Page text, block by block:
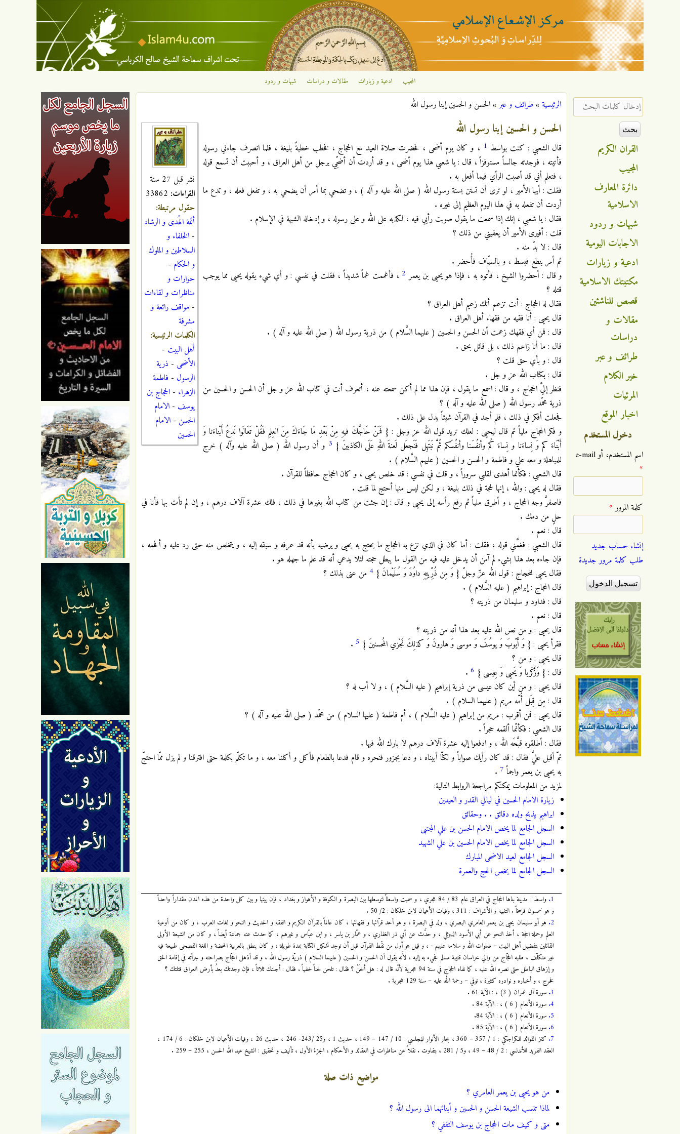
تجاوز إلى المحتوى الرئيسي
الإشعاع
الإسلامي
المجيب ادعية و زيارات مقالات و دراسات شبهات و ردود
أنت هنا
الرئيسية»طرائف و عبر»الحسن و الحسين إبنا رسول الله
نشر قبل 27 سنة
القراءات:
حقول مرتبطة:
أئمة الهُدى و الرشاد
- الخلفاء و
السلاطين و الملوك
و الحكام -
حوارات و
مناظرات و لقاءات
- مواقف رائعة و
مشرفة
الكلمات الرئيسية:
أهل البيت -
الأضحى - ذرية
الرسول - فاطمة
الزهراء - الحجاج بن
يوسف - الامام
الحسن - الامام
الحسين
الحسن و الحسين إبنا رسول الله
قال الشعبي : كنت بواسط 1 ، و كان يوم أضحى ، فحضرت صلاة العيد مع الحجاج ، فخطب خطبةً بليغة ، فلما انصرف جاءني رسوله
فأتيته ، فوجدته جالساً مستوفزاً ، قال : يا شعبي هذا يوم أضحى ، و قد أردت أن أضحِّي برجل من أهل العراق ، و أحببت أن تسمع قوله
، فتعلم أني قد أصبت الرأي فيما أفعل به .
فقلت : أيها الأمير ، لو ترى أن تستن بسنة رسول الله ( صلى الله عليه و آله ) ، و تضحي بما أمر أن يضحي به ، و تفعل فعله ، و تدع ما
أردت أن تفعله به في هذا اليوم العظيم إلى غيره .
فقال : يا شعبي ، إنك إذا سمعت ما يقول صوبت رأيي فيه ، لكذبه على الله و على رسوله ، و إدخاله الشبهة في الإسلام .
قلت : أفيرى الأمير أن يعفيني من ذلك ؟
قال : لا بدّ منه .
ثم أمر بنطع فبسط ، و بالسيّاف فأُحضر .
و قال : أحضروا الشيخ ، فأتوه به ، فإذا هو يحيى بن يعمر 2 ، فأغممت غماً شديداً ، فقلت في نفسي : و أي شيء يقوله يحيى مما يوجب
قتله ؟
فقال له الحجاج : أنت تزعم أنك زعيم أهل العراق ؟
قال يحيى : أنا فقيه من فقهاء أهل العراق .
قال : فمن أي فقهك زعمت أن الحسن و الحسين ( عليهما السَّلام ) من ذرية رسول الله ( صلى الله عليه و آله ) .
قال : ما أنا زاعم ذلك ، بل قائل بحق .
قال : و بأي حق قلت ؟
قال : بكتاب الله عز و جل .
فنظر إليَّ الحجاج ، و قال : اسمع ما يقول ، فإن هذا مما لم أكن سمعته عنه ، أتعرف أنت في كتاب الله عز و جل أن الحسن و الحسين من
ذرية محمّد رسول الله ( صلى الله عليه و آله ) ؟
فجعلت أفكر في ذلك ، فلم أجد في القرآن شيئاً يدل على ذلك .
و فكر الحجاج ملياً ثم قال ليحيى : لعلك تريد قول الله عز وجل : { فَمَنْ حَاجَّكَ فيهِ مِنْ بَعْدِ مَا جَاءَكَ مِنَ العِلمِ فَقُلْ تَعَالَوا نَدعُ أَبْناءَنا وَ
أَبْنَاءَ كم وَ نِساءَنا و نِساءَ كُم وأنفُسَنا وأنفُسَكم ثُمَّ نَبتَهِل فَنَجعَل لَعنةَ اللهِ عَلَى الكاذبينَ } 3 و أن رسول الله ( صلى الله عليه وآله ) خرج
للمباهلة و معه علي و فاطمة و الحسن و الحسين ( عليهم السَّلام ) .
قال الشعبي : فكأنما أهدى لقلبي سروراً ، و قلت في نفسي : قد خلص يحيى ، و كان الحجاج حافظاً للقرآن .
فقال له يحيى : والله ، إنها لحجة في ذلك بليغة ، و لكن ليس منها أحتج لما قلت .
فاصفرَّ وجه الحجاج ، و أطرق ملياً ثم رفع رأسه إلى يحيى و قال : إن جئت من كتاب الله بغيرها في ذلك ، فلك عشرة آلاف درهم ، و إن لم تأت بها فأنا في
حلٍ من دمك .
قال : نعم .
قال الشعبي : فغمَّني قوله ، فقلت : أما كان في الذي نزع به الحجاج ما يحتج به يحيى و يرضيه بأنه قد عرفه و سبقه إليه ، و يتخلص منه حتى رد عليه و أفحمه ،
فإن جاءه بعد هذا بشيء لم آمن أن يدخل عليه فيه من القول ما يبطل حجته لئلا يدعي أنه قد علم ما جهله هو .
فقال يحيى للحجاج : قول الله عزّ وجلّ { وَ مِن ذُرِّيتِهِ داوُدَ وَ سُلَيْمانَ } 4 من عنى بذلك ؟
قال الحجاج : إبراهيم ( عليه السَّلام ) .
قال : فداود و سليمان من ذريته ؟
قال : نعم .
قال يحيى : و من نص الله عليه بعد هذا أنه من ذريته ؟
فقرأ يحيى : { وَ أَيّوبَ وَ يوسُفَ وَ موسى وَ هارونَ وَ كذلِكَ نَجْزي المُحسنينَ } 5
.
قال يحيى : و من ؟
قال : { وَزَكَريا وَ يَحيى وَ عِيسى } 6
.
قال يحيى : و من أين كان عيسى من ذرية إبراهيم ( عليه السَّلام ) ، و لا أب له ؟
قال : مِن قِبَل أُمّه مريم ( عليهما السلام ) .
قال يحيى : فمن أقرب : مريم من إبراهيم ( عليه السَّلام ) ، أم فاطمة ( عليها السلام ) من محمّد ( صلى الله عليه و آله ) ؟
قال الشعبي : فكأنّما ألقمه حجراً .
فقال : أطلقوه قبَّحَه الله ، و ادفعوا إليه عشرة آلاف درهم لا بارك الله فيها .
ثمّ أقبل عليَّ فقال : قد كان رأيك صواباً و لكنّا أبيناه ، و دعا بجزور فنحره و قام فدعا بالطعام فأكل و أكلنا معه ، و ما تكلّم بكلمة حتى افترقنا و لم يزل ممّا احتجّ
به يحيى بن يعمر واجماً 7
.
لمزيد من المعلومات يمكنكم مراجعة الروابط التالية:
زيارة الامام الحسين في ليالي القدر و العيدين
ابراهيم يذبح ولده دقائق . . وحقائق
السجل الجامع لما يخص الامام الحسن بن علي المجتبى
السجل الجامع لما يخص الامام الحسين بن علي الشهيد
السجل الجامع لعيد الاضحى المبارك
السجل الجامع لما يخص الحج والعمرة
1.
واسط : مدينة بناها الحجاج في العراق عام 83 / 84 هجري ، و سميت واسطاً لتوسطها بين البصرة و الكوفة و الأهواز و بغداد ، فإن بينها و بين كل واحدة من هذه المدن مقداراً واحداً
و هو خمسون فرسخاً . التنبيه و الأشراف : 311 ، وفيات الأعيان لابن خلكان : 2/ 50 .
2. هو أبو سليمان يحيى بن يعمر العامري البصري ، ولد في البصرة ، و هو أحد قرّائها و فقهائها ، كان عالماً بالقرآن الكريم و الفقه و الحديث و النحو و لغات العرب ، و كان من أوعية
العلم وحملة الحجة ، أخذ النحو عن أبي الأسود الدوئلي ، و حدَّث عن أبي ذر الغفاري ، و عمّار بن ياسر ، و ابن عبّاس و غيرهم ، كما حدث عنه جماعة أيضاً ، و كان من الشيعة الأولى
القائلين بتفضيل أهل البيت – صلوات الله و سلامه عليهم - ، و قيل هو أول من نقّط القرآن قبل أن توجد تشكيل الكتابة بمدة طويلة ، و كان ينطق بالعربية المحضة و اللغة الفصحى طبيعة فيه
غير متكلّف ، طلبه الحجّاج من والي خراسان قتيبة مسلم فجيء به إليه ، لأّنه يقول أن الحسن و الحسين ( عليهما السلام ) ذريّة رسول الله ، و قد أذهل الحجّاج بصراحته و جرأته في إقامة الحق
و إزهاق الباطل حتى نصره الله عليه ، كما نفاه الحجاج في سنة 94 هجرية لأنّه قال له : هل ألحَنْ ؟ فقال : تلحن لحناً خفياً . فقال : أجلتك ثلاثاً ، فإن وجدتك بعدُ بأرض العراق قتلتك ؟
فخرج ، و أخباره و نوادره كثيرة ، توفي – رحمة الله عليه – سنة 129 هجرية .
3. سورة آل عمران ( 3) ، : الآية 61 .
4. سورة الأنعام ( 6 ) ، : الآية 84 .
5. سورة الأنعام ( 6 ) ، : الآية 84.
6. سورة الأنعام ( 6 ) ، : الآية 85 .
7.
كنز الفوائد للكراجكي : 1 / 357 – 360 ، بحار الأنوار للمجلسي : 10 / 147 – 149 ، حديث 1 ، و25 /243- 246 ، حديث 26 ، وفيات الأعيان لابن خلكان : 6 / 174 ،
العقد الفريد للأندلسي : 2 / 48 – 49 ، و5 / 281 ، بتفاوت . نقلاً عن مناظرات في العقائد و الأحكام ، الجزءُ الأول ، تأليف و تحقيق : الشيخ عبد الله الحسن ، 255 – 259 .
مواضيع ذات صلة
من هو يحيى بن يعمر العامري ؟
لماذا تنسب الشيعة الحسن و الحسين و أبنائهما الى رسول الله ؟
متى و كيف مات الحجاج بن يوسف الثقفي ؟
‏إدخال كلمات البحث ‏
القران الكريم
المجيب
دائرة المعارف
الاسلامية
شبهات و ردود
الاجابات اليومية
ادعية و زيارات
مكتبتك الاسلامية
قصص للناشئين
مقالات و
دراسات
طرائف و عبر
خير الكلام
المرئيات
اخبار الموقع
دخول المستخدم
‏اسم المستخدم، أو e-mail
*
‏كلمة المرور ‏*
إنشاء حساب جديد
طلب كلمة مرور جديدة